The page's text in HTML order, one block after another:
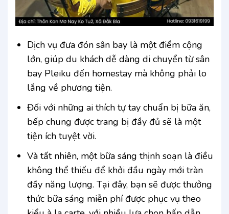
Dịch vụ đưa đón sân bay là một điểm cộng
lớn, giúp du khách dễ dàng di chuyển từ sân
bay Pleiku đến homestay mà không phải lo
lắng về phương tiện.
Đối với những ai thích tự tay chuẩn bị bữa ăn,
bếp chung được trang bị đầy đủ sẽ là một
tiện ích tuyệt vời.
Và tất nhiên, một bữa sáng thịnh soạn là điều
không thể thiếu để khởi đầu ngày mới tràn
đầy năng lượng. Tại đây, bạn sẽ được thưởng
thức bữa sáng miễn phí được phục vụ theo